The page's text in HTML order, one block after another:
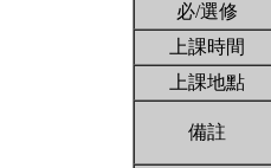
必/選修
上課時間
上課地點
備註